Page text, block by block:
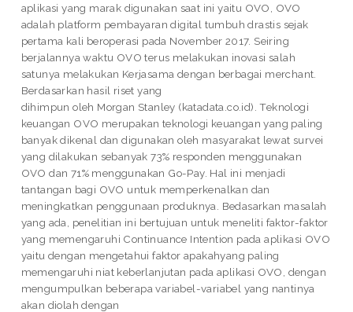
aplikasi yang marak digunakan saat ini yaitu OVO, OVO
adalah platform pembayaran digital tumbuh drastis sejak
pertama kali beroperasi pada November 2017. Seiring
berjalannya waktu OVO terus melakukan inovasi salah
satunya melakukan Kerjasama dengan berbagai merchant.
Berdasarkan hasil riset yang
dihimpun oleh Morgan Stanley (katadata.co.id). Teknologi
keuangan OVO merupakan teknologi keuangan yang paling
banyak dikenal dan digunakan oleh masyarakat lewat survei
yang dilakukan sebanyak 73% responden menggunakan
OVO dan 71% menggunakan Go-Pay. Hal ini menjadi
tantangan bagi OVO untuk memperkenalkan dan
meningkatkan penggunaan produknya. Bedasarkan masalah
yang ada, penelitian ini bertujuan untuk meneliti faktor-faktor
yang memengaruhi Continuance Intention pada aplikasi OVO
yaitu dengan mengetahui faktor apakahyang paling
memengaruhi niat keberlanjutan pada aplikasi OVO, dengan
mengumpulkan beberapa variabel-variabel yang nantinya
akan diolah dengan